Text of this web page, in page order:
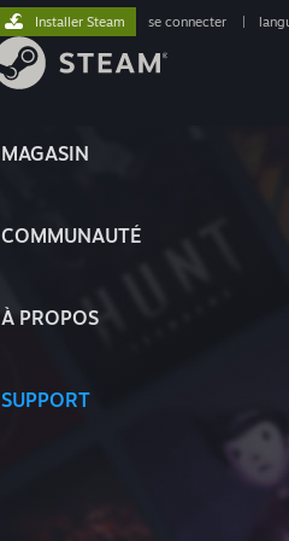
MAGASIN
COMMUNAUTÉ
À PROPOS
SUPPORT
Installer Steam se connecter